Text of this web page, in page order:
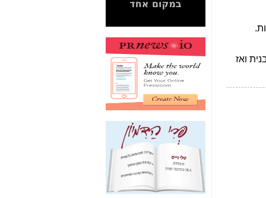
עובדות ומסמכים
האם ביבי כשר
תקשורת עזר לקב'
בזק? -כאן
מה מקור ה-Fake
News שהביא לתפירת
תיק לביבי והעלמת
החשודים הנכונים -כאן
אחת הרגליים של "תיק
4000 התפור"
התמוטטה היום
בניצחון (כפול) של בזק
-
כאן
איך כתבות מפנקות